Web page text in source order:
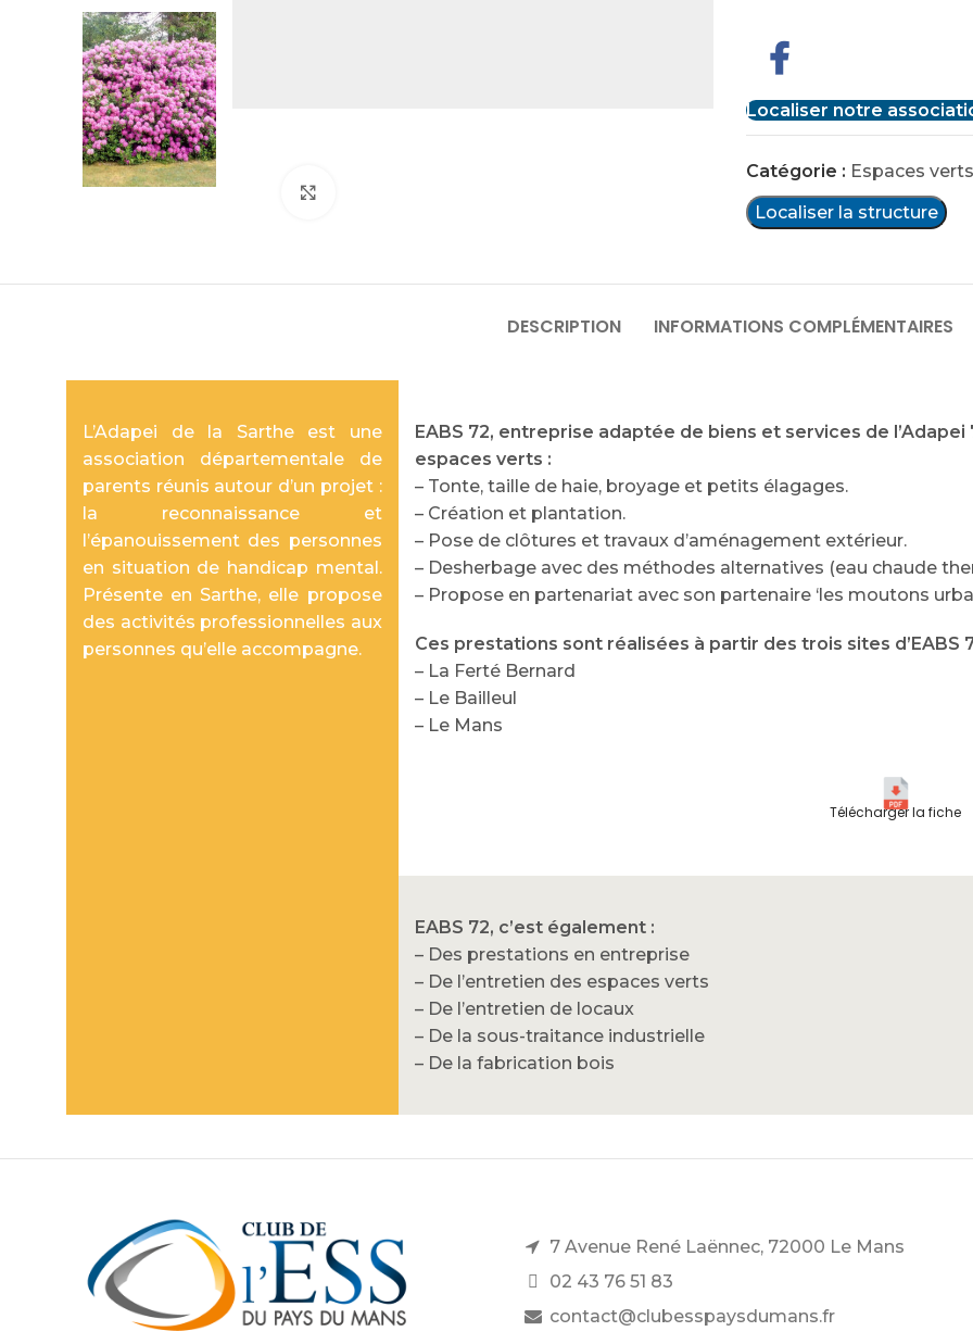
Localiser notre
Catégorie : Espaces verts
Localiser la structure
DESCRIPTION INFORMATIONS COMPLÉMENTAIRES
L’Adapei de la Sarthe est une
association départementale de
parents réunis autour d’un projet :
la reconnaissance et
l’épanouissement des personnes
en situation de handicap mental.
Présente en Sarthe, elle propose
des activités professionnelles aux
personnes qu’elle accompagne.
EABS 72, entreprise adaptée de biens et services de
espaces verts :
– Tonte, taille de haie, broyage et petits élagages.
– Création et plantation.
– Pose de clôtures et travaux d’aménagement extérieur.
– Desherbage avec des méthodes alternatives (eau chaude
– Propose en partenariat avec son partenaire ‘les moutons
Ces prestations sont réalisées à partir des trois sites d’EABS
– La Ferté Bernard
– Le Bailleul
– Le Mans
Télécharger la fiche
EABS 72, c’est également :
– Des prestations en entreprise
– De l’entretien des espaces verts
– De l’entretien de locaux
– De la sous-traitance industrielle
– De la fabrication bois
7 Avenue René Laënnec, 72000 Le Mans
02 43 76 51 83
contact@clubesspaysdumans.fr